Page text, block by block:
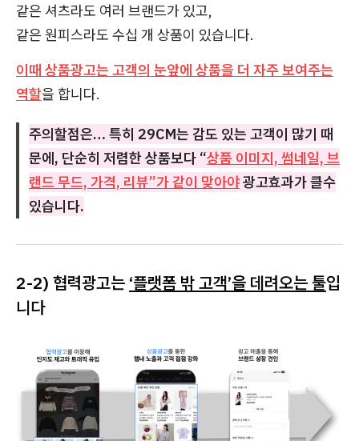
같은 셔츠라도 여러 브랜드가 있고,
같은 원피스라도 수십 개 상품이 있습니다.
이때 상품광고는 고객의 눈앞에 상품을 더 자주 보여주는
역할을 합니다.
주의할점은… 특히 29CM는 감도 있는 고객이 많기 때
문에, 단순히 저렴한 상품보다 “상품 이미지, 썸네일, 브
랜드 무드, 가격, 리뷰”가 같이 맞아야광고효과가 클수
있습니다.
2-2) 협력광고는 ‘플랫폼 밖 고객’을 데려오는 툴입
니다